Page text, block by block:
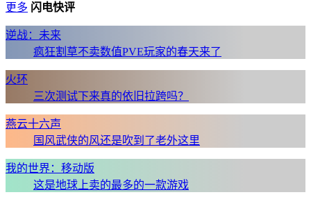
更多 闪电快评
逆战：未来
疯狂割草不卖数值PVE玩家的春天来了
火环
三次测试下来真的依旧拉跨吗？
燕云十六声
国风武侠的风还是吹到了老外这里
我的世界：移动版
这是地球上卖的最多的一款游戏